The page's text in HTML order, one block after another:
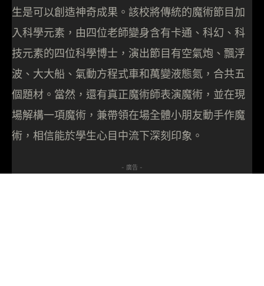
生是可以創造神奇成果。該校將傳統的魔術節目加
入科學元素，由四位老師變身含有卡通、科幻、科
技元素的四位科學博士，演出節目有空氣炮、飄浮
波、大大船、氣動方程式車和萬變液態氮，合共五
個題材。當然，還有真正魔術師表演魔術，並在現
場解構一項魔術，兼帶領在場全體小朋友動手作魔
術，相信能於學生心目中流下深刻印象。
- 廣告 -